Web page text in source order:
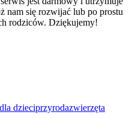
nam się rozwijać lub po prostu
rodziców. Dziękujemy!
dzieciprzyrodazwierzęta